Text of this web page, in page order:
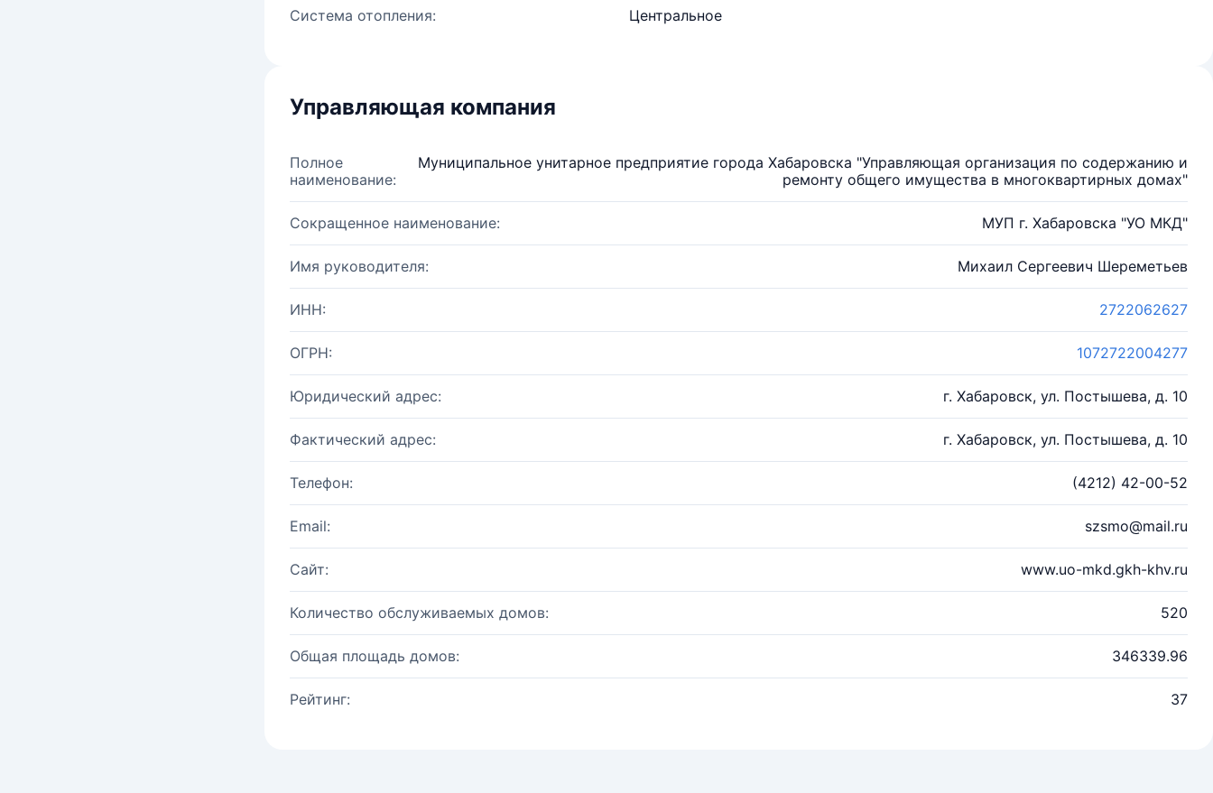
Система отопления: Центральное
Управляющая компания
Полное
наименование:
Муниципальное унитарное предприятие города Хабаровска "Управляющая организация по содержанию и
ремонту общего имущества в многоквартирных домах"
Сокращенное наименование: МУП г. Хабаровска "УО МКД"
Имя руководителя: Михаил Сергеевич Шереметьев
ИНН: 2722062627
ОГРН: 1072722004277
Юридический адрес: г. Хабаровск, ул. Постышева, д. 10
Фактический адрес: г. Хабаровск, ул. Постышева, д. 10
Телефон: (4212) 42-00-52
Email: szsmo@mail.ru
Сайт: www.uo-mkd.gkh-khv.ru
Количество обслуживаемых домов: 520
Общая площадь домов: 346339.96
Рейтинг: 37